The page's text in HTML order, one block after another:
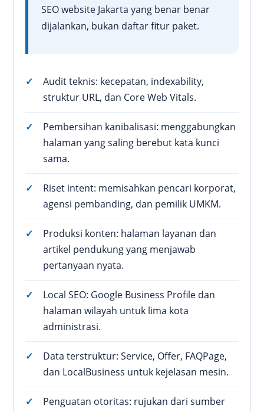
SEO website Jakarta yang benar benar
dijalankan, bukan daftar fitur paket.
Audit teknis: kecepatan, indexability,
struktur URL, dan Core Web Vitals.
Pembersihan kanibalisasi: menggabungkan
halaman yang saling berebut kata kunci
sama.
Riset intent: memisahkan pencari korporat,
agensi pembanding, dan pemilik UMKM.
Produksi konten: halaman layanan dan
artikel pendukung yang menjawab
pertanyaan nyata.
Local SEO: Google Business Profile dan
halaman wilayah untuk lima kota
administrasi.
Data terstruktur: Service, Offer, FAQPage,
dan LocalBusiness untuk kejelasan mesin.
Penguatan otoritas: rujukan dari sumber